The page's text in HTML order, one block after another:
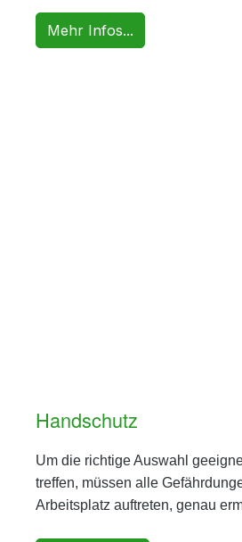
Mehr Infos...
Handschutz
Um die richtige Auswahl
treffen, müssen alle
Arbeitsplatz auftreten, genau